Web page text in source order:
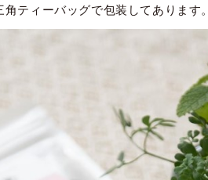
ティーバッグで包装してあります。